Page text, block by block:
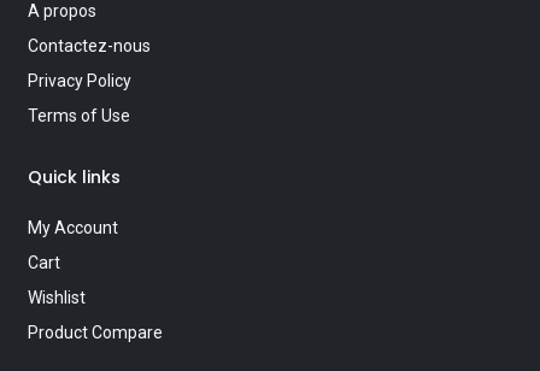
A propos
Contactez-nous
Privacy Policy
Terms of Use
Quick links
My Account
Cart
Wishlist
Product Compare